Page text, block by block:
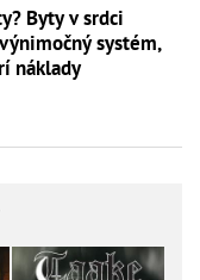
Byty v srdci
systém,
náklady